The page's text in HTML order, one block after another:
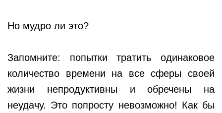
Но мудро ли это?
Запомните: попытки тратить одинаковое
количество времени на все сферы своей
жизни непродуктивны и обречены на
неудачу. Это попросту невозможно! Как бы